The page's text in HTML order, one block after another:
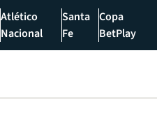
Atlético
Nacional
Santa
Fe
Copa
BetPlay